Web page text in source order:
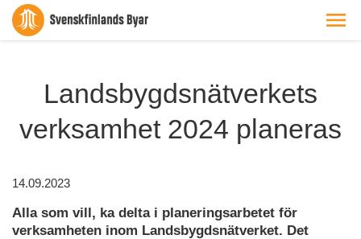
Landsbygdsnätverkets
verksamhet 2024 planeras
14.09.2023
Alla som vill, ka delta i planeringsarbetet för
verksamheten inom Landsbygdsnätverket. Det